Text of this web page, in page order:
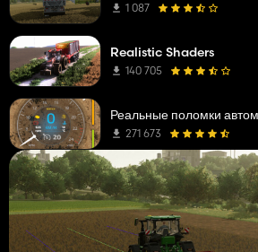
1 087
Realistic Shaders
140 705
Реальные поломки
271 673